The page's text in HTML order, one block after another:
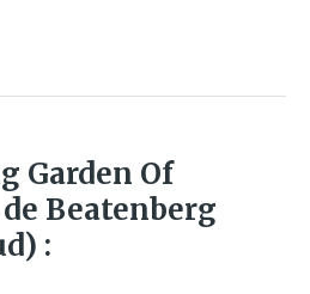
Garden Of
Beatenberg
: